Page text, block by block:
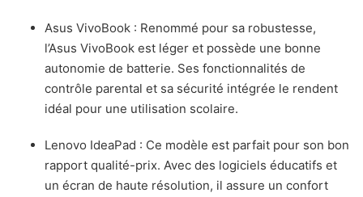
Asus VivoBook : Renommé pour sa robustesse,
l’Asus VivoBook est léger et possède une bonne
autonomie de batterie. Ses fonctionnalités de
contrôle parental et sa sécurité intégrée le rendent
idéal pour une utilisation scolaire.
Lenovo IdeaPad : Ce modèle est parfait pour son bon
rapport qualité-prix. Avec des logiciels éducatifs et
un écran de haute résolution, il assure un confort